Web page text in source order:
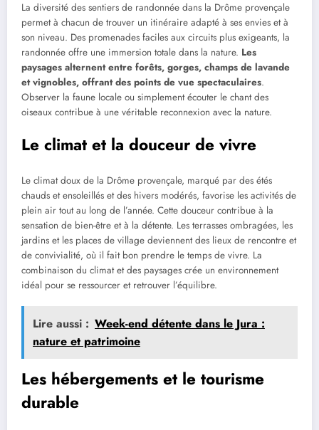
La diversité des sentiers de randonnée dans la Drôme provençale
permet à chacun de trouver un itinéraire adapté à ses envies et à
son niveau. Des promenades faciles aux circuits plus exigeants, la
randonnée offre une immersion totale dans la nature. Les
paysages alternent entre forêts, gorges, champs de lavande
et vignobles, offrant des points de vue spectaculaires.
Observer la faune locale ou simplement écouter le chant des
oiseaux contribue à une véritable reconnexion avec la nature.
Le climat et la douceur de vivre
Le climat doux de la Drôme provençale, marqué par des étés
chauds et ensoleillés et des hivers modérés, favorise les activités de
plein air tout au long de l’année. Cette douceur contribue à la
sensation de bien-être et à la détente. Les terrasses ombragées, les
jardins et les places de village deviennent des lieux de rencontre et
de convivialité, où il fait bon prendre le temps de vivre. La
combinaison du climat et des paysages crée un environnement
idéal pour se ressourcer et retrouver l’équilibre.
Lire aussi : Week-end détente dans le Jura :
nature et patrimoine
Les hébergements et le tourisme
durable